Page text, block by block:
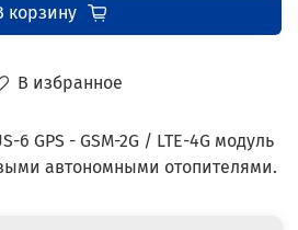
В избранное
корзину
6 GPS - GSM-2G / LTE-4G модуль
автономными отопителями.